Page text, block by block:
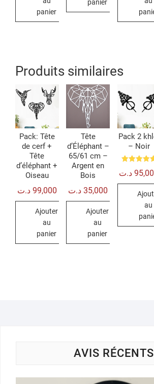
panier
panier
Produits similaires
Pack: Tête
de cerf +
Tête
d’éléphant +
Oiseau
99,000 د.ت
Ajouter
au
panier
Tête
d’Éléphant –
65/61 cm –
Argent en
Bois
35,000 د.ت
Ajouter
au
panier
Pack 2
– Noir
5.00 د.ت
au
AVIS RÉCENTS